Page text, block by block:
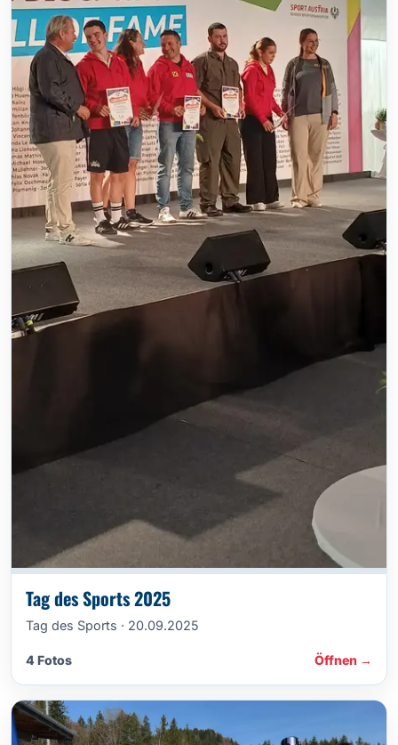
Tag des Sports 2025
Tag des Sports · 20.09.2025
4 Fotos Öffnen →